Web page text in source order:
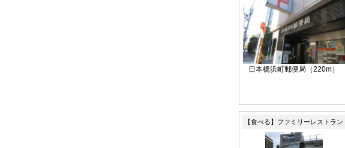
日本橋浜町郵便局（220m）
【食べる】ファミリーレストラン